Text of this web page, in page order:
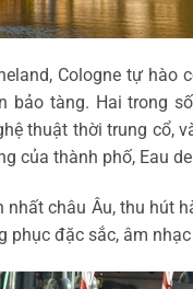
Cologne tự hào
bảo tàng. Hai trong
thuật thời trung cổ,
của thành phố, Eau
châu Âu, thu hút
đặc sắc, âm